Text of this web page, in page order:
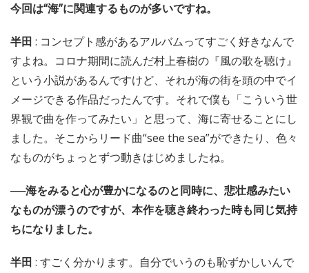
今回は“海”に関連するものが多いですね。
半田 : コンセプト感があるアルバムってすごく好きなんで
すよね。コロナ期間に読んだ村上春樹の『風の歌を聴け』
という小説があるんですけど、それが海の街を頭の中でイ
メージできる作品だったんです。それで僕も「こういう世
界観で曲を作ってみたい」と思って、海に寄せることにし
ました。そこからリード曲“see the sea”ができたり、色々
なものがちょっとずつ動きはじめましたね。
──海をみると心が豊かになるのと同時に、悲壮感みたい
なものが漂うのですが、本作を聴き終わった時も同じ気持
ちになりました。
半田 : すごく分かります。自分でいうのも恥ずかしいんで